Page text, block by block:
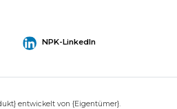
NPK-LinkedIn
entwickelt von {Eigentümer}.